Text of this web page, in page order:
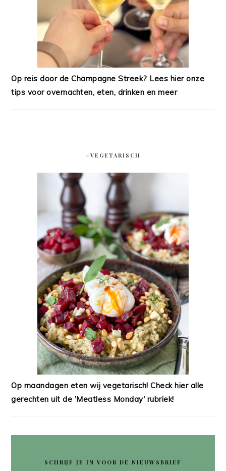
Op reis door de Champagne Streek? Lees hier onze
tips voor overnachten, eten, drinken en meer
#VEGETARISCH
Op maandagen eten wij vegetarisch! Check hier alle
gerechten uit de 'Meatless Monday' rubriek!
SCHRIJF JE IN VOOR DE NIEUWSBRIEF